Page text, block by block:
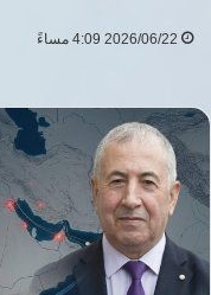
2026/06/22 4:09 مساءً